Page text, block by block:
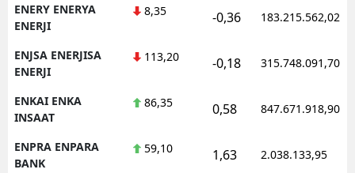
ENERY ENERYA
ENERJI
8,35 -0,36 183.215.562,02
ENJSA ENERJISA
ENERJI
113,20 -0,18 315.748.091,70
ENKAI ENKA
INSAAT
86,35 0,58 847.671.918,90
ENPRA ENPARA
BANK
59,10 1,63 2.038.133,95